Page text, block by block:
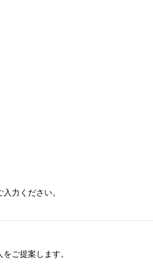
力ください。
ご提案します。